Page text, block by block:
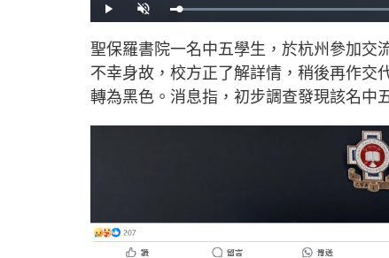
P
l
y
U
n
u
t
e
L
o
e
d
:
5
7
.
7
聖保羅書院一名中五學生，於杭州參加交
不幸身故，校方正了解詳情，稍後再作交
轉為黑色。消息指，初步調查發現該名中